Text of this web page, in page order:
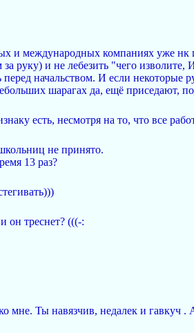
и международных компаниях уже нк
руку) и не лебезить "чего
перед начальством. И если
шарагах да, ещё приседают,
есть, несмотря на то, что все
не принято.
13 раз?
он треснет? (((-:
мне. Ты навязчив, недалек и